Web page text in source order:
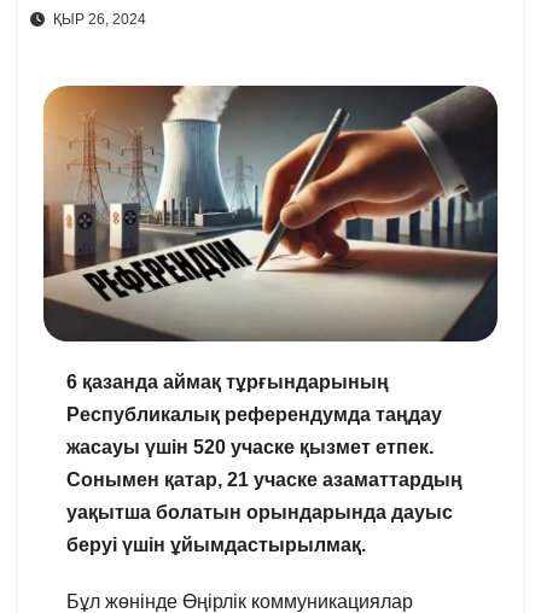
ҚЫР 26, 2024
6 қазанда аймақ тұрғындарының
Республикалық референдумда таңдау
жасауы үшін 520 учаске қызмет етпек.
Сонымен қатар, 21 учаске азаматтардың
уақытша болатын орындарында дауыс
беруі үшін ұйымдастырылмақ.
Бұл жөнінде Өңірлік коммуникациялар